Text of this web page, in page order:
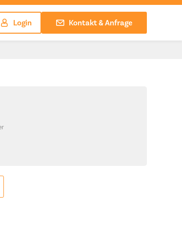
Login Kontakt & Anfrage